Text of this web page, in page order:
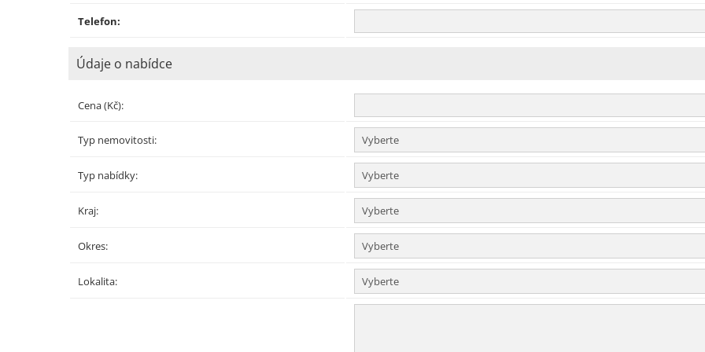
Telefon:
Údaje o nabídce
Cena (Kč):
Typ nemovitosti:
Typ nabídky:
Kraj:
Okres:
Lokalita: